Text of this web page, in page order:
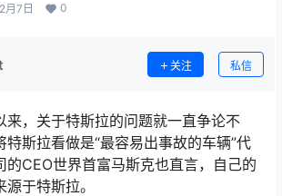
月7日 0
关注 私信
来，关于特斯拉的问题就一直争论不
特斯拉看做是“最容易出事故的车辆”代
的CEO世界首富马斯克也直言，自己的
于特斯拉。